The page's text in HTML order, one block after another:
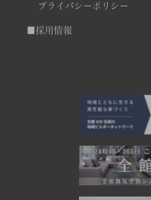
プライバシーポリシー
■採用情報